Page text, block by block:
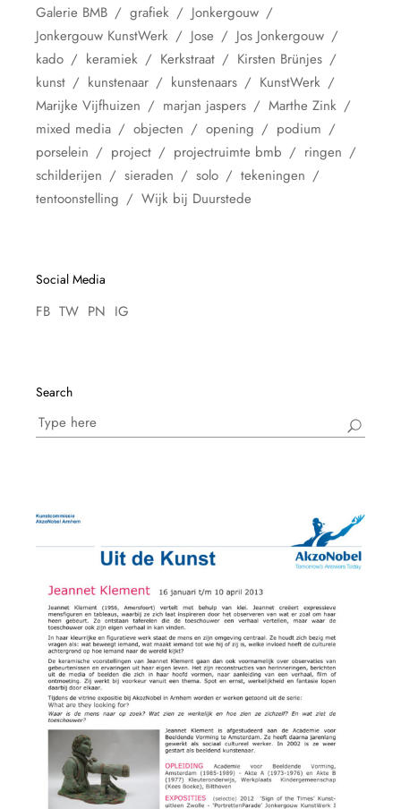
Galerie BMB
grafiek
Jonkergouw
Jonkergouw KunstWerk
Jose
Jos Jonkergouw
kado
keramiek Kerkstraat
Kirsten Brünjes
kunst
kunstenaar kunstenaars
KunstWerk
Marijke Vijfhuizen
marjan jaspers
Marthe Zink
mixed media
objecten opening
podium
porselein
project projectruimte bmb
ringen
schilderijen
sieraden solo
tekeningen
tentoonstelling
Wijk bij Duurstede
Social Media
FB TW PN IG
Search
Search
for: